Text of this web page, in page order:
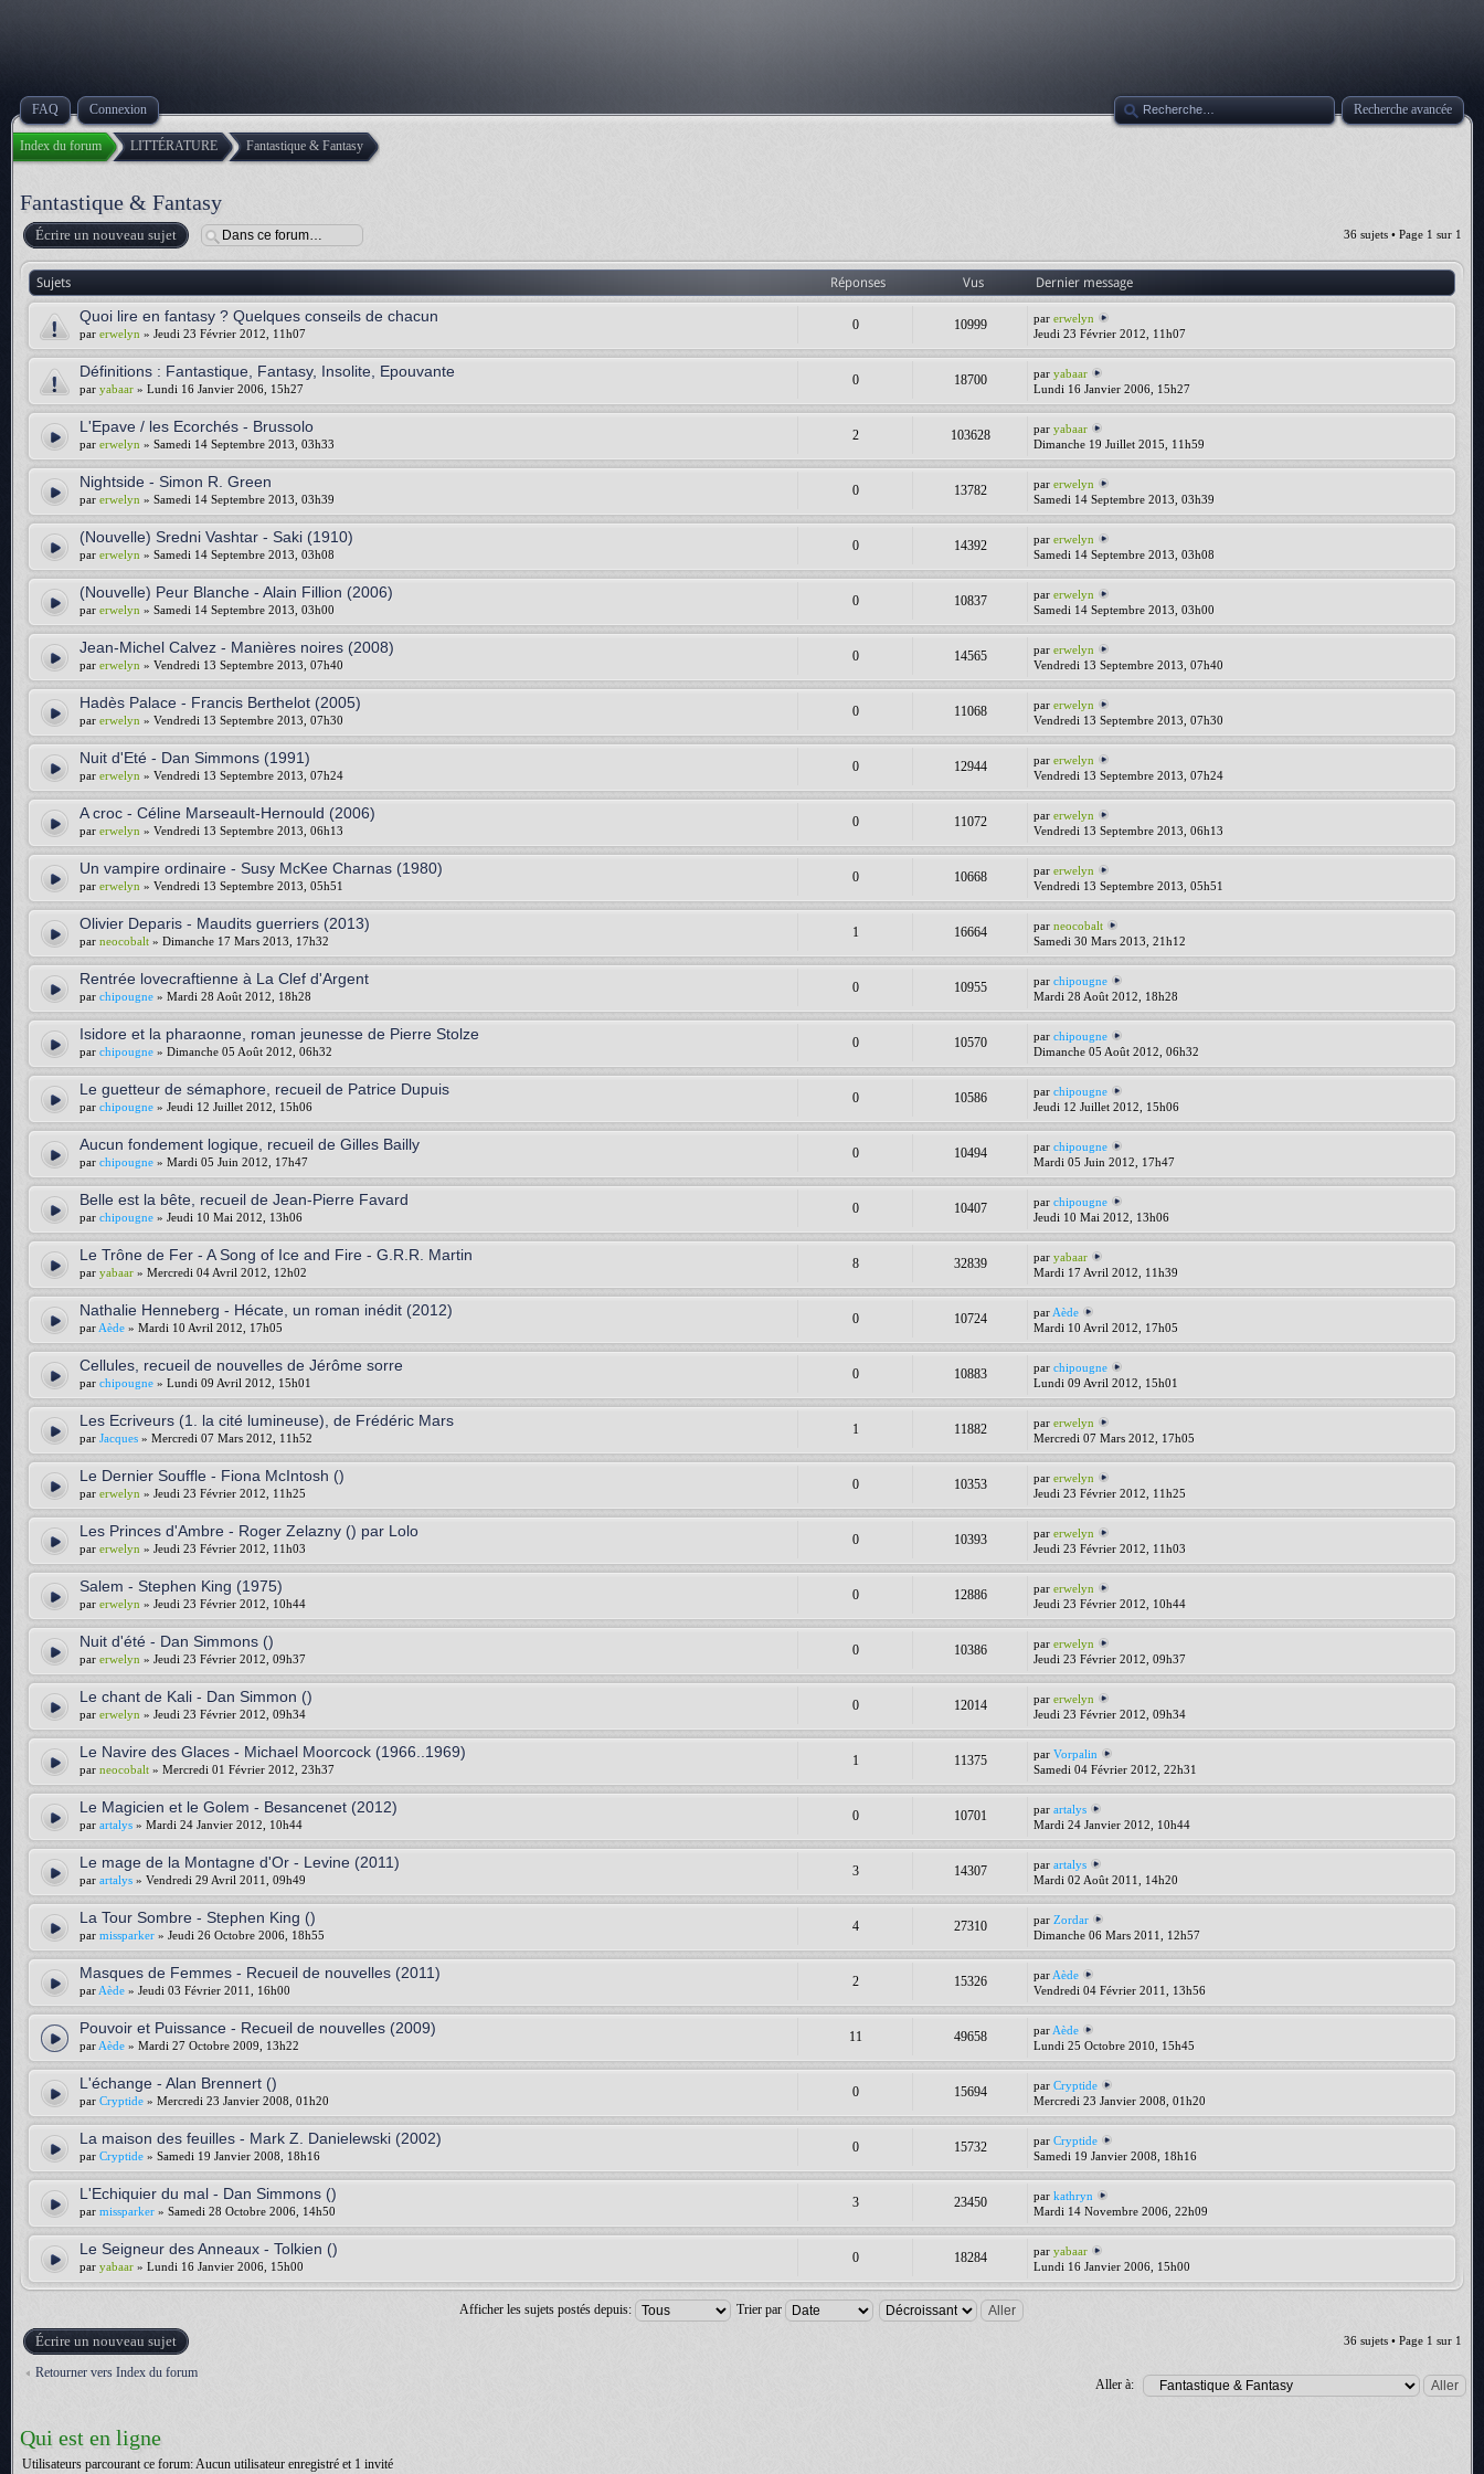
FAQ Connexion Recherche avancée
Index du forum LITTÉRATURE Fantastique & Fantasy
Fantastique & Fantasy
Écrire un nouveau sujet 36 sujets • Page 1 sur 1
Sujets Réponses Vus Dernier message
Quoi lire en fantasy ? Quelques conseils de chacun
par erwelyn » Jeudi 23 Février 2012, 11h07
0 10999 parerwelyn
Jeudi 23 Février 2012, 11h07
Définitions : Fantastique, Fantasy, Insolite, Epouvante
par yabaar » Lundi 16 Janvier 2006, 15h27
0 18700 paryabaar
Lundi 16 Janvier 2006, 15h27
L'Epave / les Ecorchés - Brussolo
par erwelyn » Samedi 14 Septembre 2013, 03h33
2 103628 paryabaar
Dimanche 19 Juillet 2015, 11h59
Nightside - Simon R. Green
par erwelyn » Samedi 14 Septembre 2013, 03h39
0 13782 parerwelyn
Samedi 14 Septembre 2013, 03h39
(Nouvelle) Sredni Vashtar - Saki (1910)
par erwelyn » Samedi 14 Septembre 2013, 03h08
0 14392 parerwelyn
Samedi 14 Septembre 2013, 03h08
(Nouvelle) Peur Blanche - Alain Fillion (2006)
par erwelyn » Samedi 14 Septembre 2013, 03h00
0 10837 parerwelyn
Samedi 14 Septembre 2013, 03h00
Jean-Michel Calvez - Manières noires (2008)
par erwelyn » Vendredi 13 Septembre 2013, 07h40
0 14565 parerwelyn
Vendredi 13 Septembre 2013, 07h40
Hadès Palace - Francis Berthelot (2005)
par erwelyn » Vendredi 13 Septembre 2013, 07h30
0 11068 parerwelyn
Vendredi 13 Septembre 2013, 07h30
Nuit d'Eté - Dan Simmons (1991)
par erwelyn » Vendredi 13 Septembre 2013, 07h24
0 12944 parerwelyn
Vendredi 13 Septembre 2013, 07h24
A croc - Céline Marseault-Hernould (2006)
par erwelyn » Vendredi 13 Septembre 2013, 06h13
0 11072 parerwelyn
Vendredi 13 Septembre 2013, 06h13
Un vampire ordinaire - Susy McKee Charnas (1980)
par erwelyn » Vendredi 13 Septembre 2013, 05h51
0 10668 parerwelyn
Vendredi 13 Septembre 2013, 05h51
Olivier Deparis - Maudits guerriers (2013)
par neocobalt » Dimanche 17 Mars 2013, 17h32
1 16664 parneocobalt
Samedi 30 Mars 2013, 21h12
Rentrée lovecraftienne à La Clef d'Argent
par chipougne » Mardi 28 Août 2012, 18h28
0 10955 parchipougne
Mardi 28 Août 2012, 18h28
Isidore et la pharaonne, roman jeunesse de Pierre Stolze
par chipougne » Dimanche 05 Août 2012, 06h32
0 10570 parchipougne
Dimanche 05 Août 2012, 06h32
Le guetteur de sémaphore, recueil de Patrice Dupuis
par chipougne » Jeudi 12 Juillet 2012, 15h06
0 10586 parchipougne
Jeudi 12 Juillet 2012, 15h06
Aucun fondement logique, recueil de Gilles Bailly
par chipougne » Mardi 05 Juin 2012, 17h47
0 10494 parchipougne
Mardi 05 Juin 2012, 17h47
Belle est la bête, recueil de Jean-Pierre Favard
par chipougne » Jeudi 10 Mai 2012, 13h06
0 10407 parchipougne
Jeudi 10 Mai 2012, 13h06
Le Trône de Fer - A Song of Ice and Fire - G.R.R. Martin
par yabaar » Mercredi 04 Avril 2012, 12h02
8 32839 paryabaar
Mardi 17 Avril 2012, 11h39
Nathalie Henneberg - Hécate, un roman inédit (2012)
par Aède » Mardi 10 Avril 2012, 17h05
0 10724 par Aède
Mardi 10 Avril 2012, 17h05
Cellules, recueil de nouvelles de Jérôme sorre
par chipougne » Lundi 09 Avril 2012, 15h01
0 10883 parchipougne
Lundi 09 Avril 2012, 15h01
Les Ecriveurs (1. la cité lumineuse), de Frédéric Mars
par Jacques » Mercredi 07 Mars 2012, 11h52
1 11882 parerwelyn
Mercredi 07 Mars 2012, 17h05
Le Dernier Souffle - Fiona McIntosh ()
par erwelyn » Jeudi 23 Février 2012, 11h25
0 10353 parerwelyn
Jeudi 23 Février 2012, 11h25
Les Princes d'Ambre - Roger Zelazny () par Lolo
par erwelyn » Jeudi 23 Février 2012, 11h03
0 10393 parerwelyn
Jeudi 23 Février 2012, 11h03
Salem - Stephen King (1975)
par erwelyn » Jeudi 23 Février 2012, 10h44
0 12886 parerwelyn
Jeudi 23 Février 2012, 10h44
Nuit d'été - Dan Simmons ()
par erwelyn » Jeudi 23 Février 2012, 09h37
0 10386 parerwelyn
Jeudi 23 Février 2012, 09h37
Le chant de Kali - Dan Simmon ()
par erwelyn » Jeudi 23 Février 2012, 09h34
0 12014 parerwelyn
Jeudi 23 Février 2012, 09h34
Le Navire des Glaces - Michael Moorcock (1966..1969)
par neocobalt » Mercredi 01 Février 2012, 23h37
1 11375 parVorpalin
Samedi 04 Février 2012, 22h31
Le Magicien et le Golem - Besancenet (2012)
par artalys » Mardi 24 Janvier 2012, 10h44
0 10701 parartalys
Mardi 24 Janvier 2012, 10h44
Le mage de la Montagne d'Or - Levine (2011)
par artalys » Vendredi 29 Avril 2011, 09h49
3 14307 parartalys
Mardi 02 Août 2011, 14h20
La Tour Sombre - Stephen King ()
par missparker » Jeudi 26 Octobre 2006, 18h55
4 27310 parZordar
Dimanche 06 Mars 2011, 12h57
Masques de Femmes - Recueil de nouvelles (2011)
par Aède » Jeudi 03 Février 2011, 16h00
2 15326 par Aède
Vendredi 04 Février 2011, 13h56
Pouvoir et Puissance - Recueil de nouvelles (2009)
par Aède » Mardi 27 Octobre 2009, 13h22
11 49658 par Aède
Lundi 25 Octobre 2010, 15h45
L'échange - Alan Brennert ()
par Cryptide » Mercredi 23 Janvier 2008, 01h20
0 15694 parCryptide
Mercredi 23 Janvier 2008, 01h20
La maison des feuilles - Mark Z. Danielewski (2002)
par Cryptide » Samedi 19 Janvier 2008, 18h16
0 15732 parCryptide
Samedi 19 Janvier 2008, 18h16
L'Echiquier du mal - Dan Simmons ()
par missparker » Samedi 28 Octobre 2006, 14h50
3 23450 parkathryn
Mardi 14 Novembre 2006, 22h09
Le Seigneur des Anneaux - Tolkien ()
par yabaar » Lundi 16 Janvier 2006, 15h00
0 18284 paryabaar
Lundi 16 Janvier 2006, 15h00
Afficher les sujets postés depuis: Trier par
Écrire un nouveau sujet 36 sujets • Page 1 sur 1
Retourner vers Index du forum
Aller à:
Qui est en ligne
Utilisateurs parcourant ce forum: Aucun utilisateur enregistré et 1 invité